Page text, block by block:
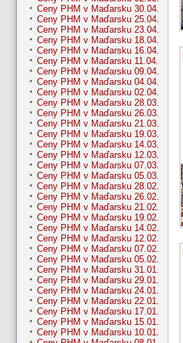
Ceny PHM v Maďarsku 30.04.
Ceny PHM v Maďarsku 25.04.
Ceny PHM v Maďarsku 23.04.
Ceny PHM v Maďarsku 18.04.
Ceny PHM v Maďarsku 16.04.
Ceny PHM v Maďarsku 11.04.
Ceny PHM v Maďarsku 09.04.
Ceny PHM v Maďarsku 04.04.
Ceny PHM v Maďarsku 02.04.
Ceny PHM v Maďarsku 28.03.
Ceny PHM v Maďarsku 26.03.
Ceny PHM v Maďarsku 21.03.
Ceny PHM v Maďarsku 19.03.
Ceny PHM v Maďarsku 14.03.
Ceny PHM v Maďarsku 12.03.
Ceny PHM v Maďarsku 07.03.
Ceny PHM v Maďarsku 05.03.
Ceny PHM v Maďarsku 28.02.
Ceny PHM v Maďarsku 26.02.
Ceny PHM v Maďarsku 21.02.
Ceny PHM v Maďarsku 19.02.
Ceny PHM v Maďarsku 14.02.
Ceny PHM v Maďarsku 12.02.
Ceny PHM v Maďarsku 07.02.
Ceny PHM v Maďarsku 05.02.
Ceny PHM v Maďarsku 31.01.
Ceny PHM v Maďarsku 29.01.
Ceny PHM v Maďarsku 24.01.
Ceny PHM v Maďarsku 22.01.
Ceny PHM v Maďarsku 17.01.
Ceny PHM v Maďarsku 15.01.
Ceny PHM v Maďarsku 10.01.